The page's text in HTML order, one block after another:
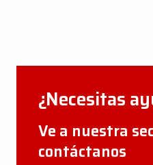
¿Necesitas
Ve a nuestra
contáctanos